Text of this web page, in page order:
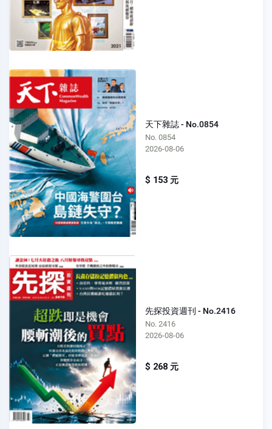
天下雜誌 - No.0854
No. 0854
2026-08-06
$ 153 元
先探投資週刊 - No.2416
No. 2416
2026-08-06
$ 268 元